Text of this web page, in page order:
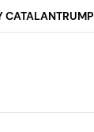
CATALANTRUMP